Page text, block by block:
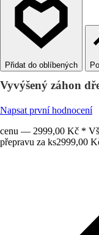
Vyvýšený záhon
Napsat první hodnocení
cenu — 2999,00 Kč *
přepravu za ks2999,00